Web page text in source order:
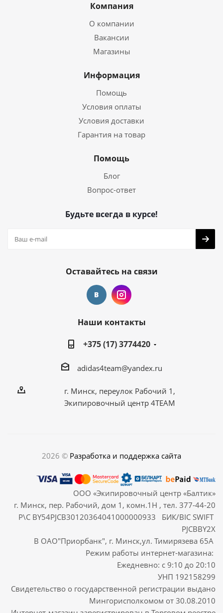
Компания
О компании
Вакансии
Магазины
Информация
Помощь
Условия оплаты
Условия доставки
Гарантия на товар
Помощь
Блог
Вопрос-ответ
Будьте всегда в курсе!
Оставайтесь на связи
Наши контакты
+375 (17) 3774420
adidas4team@yandex.ru
г. Минск, переулок Рабочий 1,
Экипировочный центр 4TEAM
2026 © Разработка и поддержка сайта
ООО «Экипировочный центр «Балтик»
г. Минск, пер. Рабочий, дом 1, комн.1Н , тел. 377-44-20
Р\С BY54PJCB30120364041000000933 БИК/BIC SWIFT
PJCBBY2X
В ОАО"Приорбанк", г. Минск,ул. Тимирязева 65А
Режим работы интернет-магазина:
Ежедневно: с 9:10 до 20:10
УНП 192158299
Свидетельство о государственной регистрации выдано
Мингорисполкомом от 30.08.2010